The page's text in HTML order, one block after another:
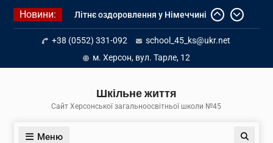
Перейти
Новини:
Діалог з бізнесом
Інформація про вступ молоді з
тимчасово окупованих територій
до українських закладів освіти
Літнє оздоровлення у Німеччині
+38 (0552) 331-092
school_45_ks@ukr.net
м. Херсон, вул. Тарле, 12
Шкільне життя
Сайт Херсонської загальноосвітньої школи №45
Меню Пошук